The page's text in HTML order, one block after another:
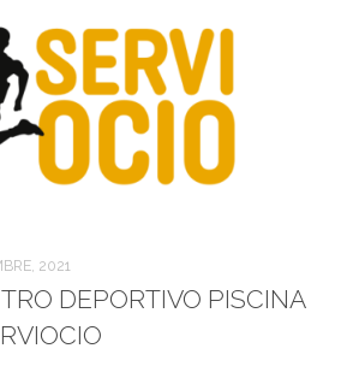
2021
DEPORTIVO PISCINA